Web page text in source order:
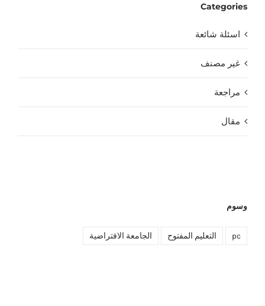
Categories
اسئلة شائعة
غير مصنف
مراجعة
مقال
وسوم
pc التعليم المفتوح الجامعة الافتراضية